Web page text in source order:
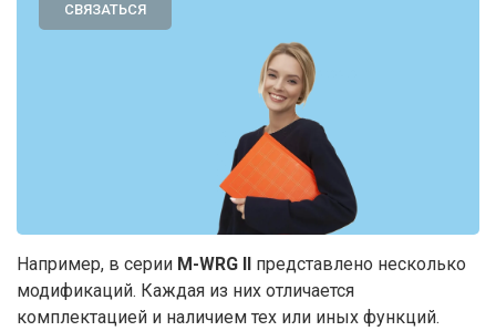
СВЯЗАТЬСЯ
Например, в серии M-WRG II представлено несколько
модификаций. Каждая из них отличается
комплектацией и наличием тех или иных функций.